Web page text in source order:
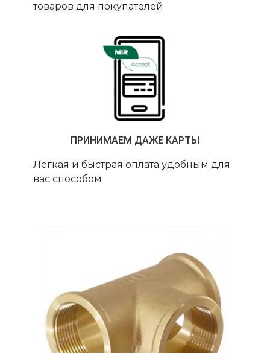
товаров для покупателей
ПРИНИМАЕМ ДАЖЕ КАРТЫ
Легкая и быстрая оплата удобным для
вас способом